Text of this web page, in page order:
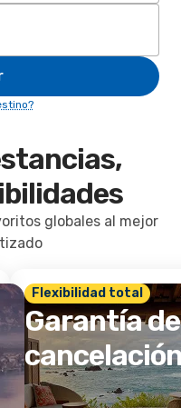
globales al mejor
Flexibilidad total
Garantía de